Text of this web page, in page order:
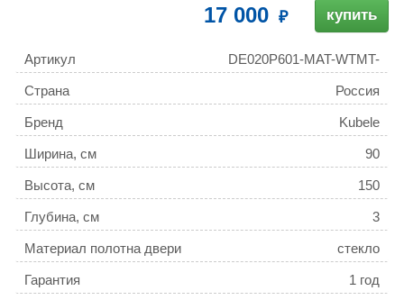
17 000 купить
Артикул
DE020P601-MAT-WTMT-
90х150
Страна
Россия
Бренд Kubele
Ширина, см 90
Высота, см 150
Глубина, см 3
Материал полотна двери стекло
Гарантия 1 год